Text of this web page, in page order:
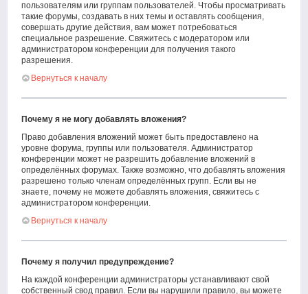
пользователям или группам пользователей. Чтобы просматривать
такие форумы, создавать в них темы и оставлять сообщения,
совершать другие действия, вам может потребоваться
специальное разрешение. Свяжитесь с модератором или
администратором конференции для получения такого
разрешения.
Вернуться к началу
Почему я не могу добавлять вложения?
Право добавления вложений может быть предоставлено на
уровне форума, группы или пользователя. Администратор
конференции может не разрешить добавление вложений в
определённых форумах. Также возможно, что добавлять вложения
разрешено только членам определённых групп. Если вы не
знаете, почему не можете добавлять вложения, свяжитесь с
администратором конференции.
Вернуться к началу
Почему я получил предупреждение?
На каждой конференции администраторы устанавливают свой
собственный свод правил. Если вы нарушили правило, вы можете